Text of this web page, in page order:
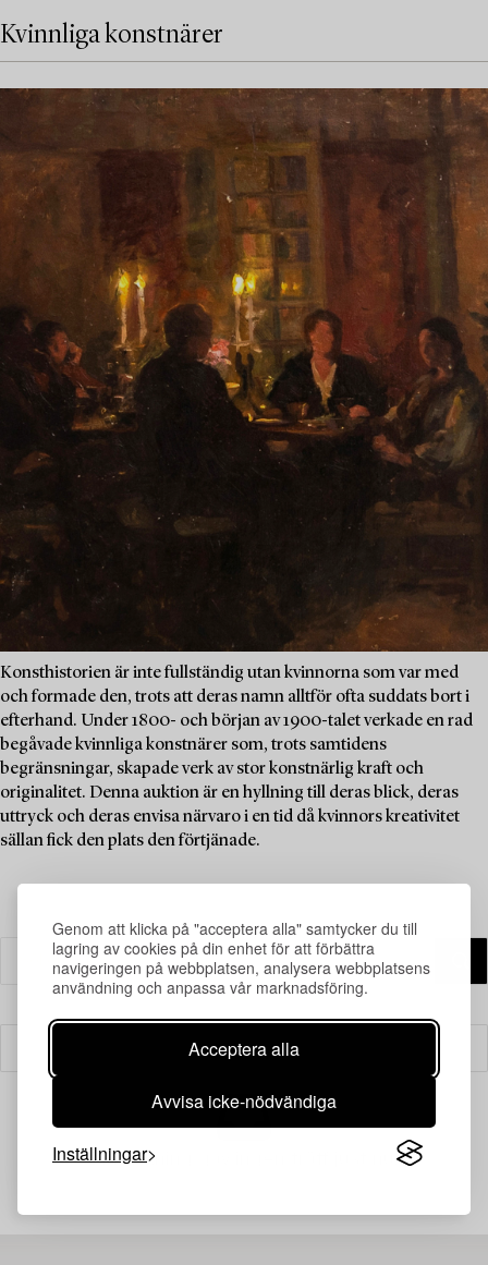
Genom att klicka på "acceptera alla" samtycker du till
lagring av cookies på din enhet för att förbättra
navigeringen på webbplatsen, analysera webbplatsens
användning och anpassa vår marknadsföring.
Acceptera alla
Avvisa icke-nödvändiga
Inställningar
Kvinnliga konstnärer
Konsthistorien är inte fullständig utan kvinnorna som var med
och formade den, trots att deras namn alltför ofta suddats bort i
efterhand. Under 1800- och början av 1900-talet verkade en rad
begåvade kvinnliga konstnärer som, trots samtidens
begränsningar, skapade verk av stor konstnärlig kraft och
originalitet. Denna auktion är en hyllning till deras blick, deras
uttryck och deras envisa närvaro i en tid då kvinnors kreativitet
sällan fick den plats den förtjänade.
Filter
Din sökning gav ingen träff just nu.